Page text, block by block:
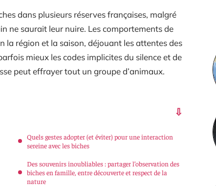
dans plusieurs réserves françaises, malgré
ne saurait leur nuire. Les comportements de
la région et la saison, déjouant les attentes des
mieux les codes implicites du silence et de
peut effrayer tout un groupe d’animaux.
Quels gestes adopter (et éviter) pour une interaction
sereine avec les biches
Des souvenirs inoubliables : partager l’observation des
biches en famille, entre découverte et respect de la
nature